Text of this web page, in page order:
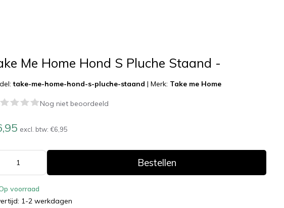
Me Home Hond S Pluche Staand -
take-me-home-hond-s-pluche-staand |Merk: Take me Home
Nog niet beoordeeld
excl. btw:€6,95
Bestellen
voorraad
1-2 werkdagen